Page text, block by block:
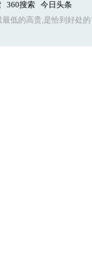
360搜索
今日头条
低的高贵,是恰到好处的